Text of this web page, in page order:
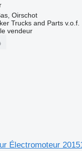
Oirschot
Trucks and Parts v.o.f.
vendeur
Électromoteur